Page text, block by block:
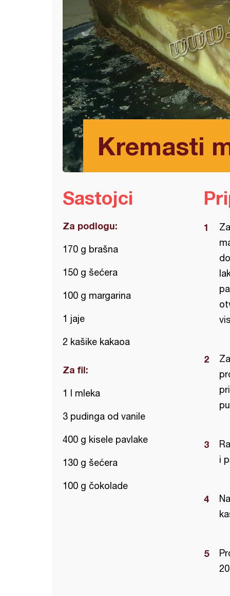
Kremasti
Sastojci
Za podlogu:
170 g brašna
150 g šećera
100 g margarina
1 jaje
2 kašike kakaoa
Za fil:
1 l mleka
3 pudinga od vanile
400 g kisele pavlake
130 g šećera
100 g čokolade
i